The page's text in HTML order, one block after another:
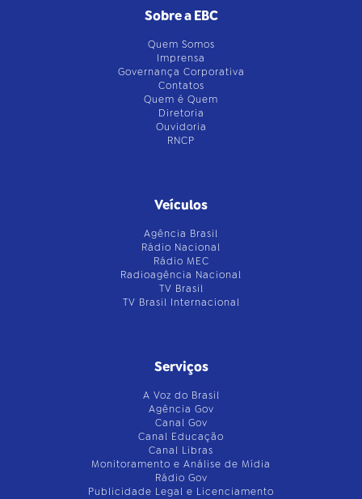
Sobre a EBC
Quem Somos
Imprensa
Governança Corporativa
Contatos
Quem é Quem
Diretoria
Ouvidoria
RNCP
Veículos
Agência Brasil
Rádio Nacional
Rádio MEC
Radioagência Nacional
TV Brasil
TV Brasil Internacional
Serviços
A Voz do Brasil
Agência Gov
Canal Gov
Canal Educação
Canal Libras
Monitoramento e Análise de Mídia
Rádio Gov
Publicidade Legal e Licenciamento